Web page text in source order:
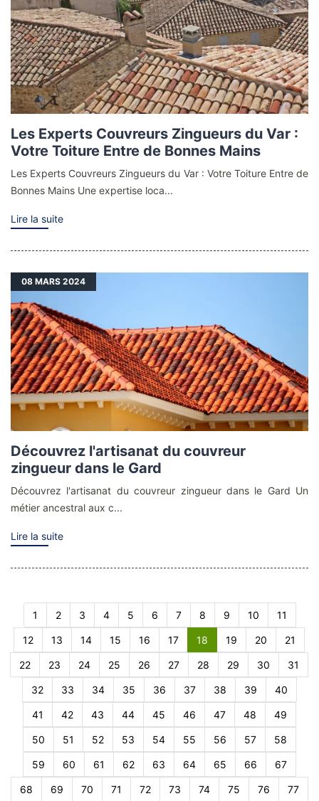
Les Experts Couvreurs Zingueurs du Var :
Votre Toiture Entre de Bonnes Mains
Les Experts Couvreurs Zingueurs du Var : Votre Toiture Entre de
Bonnes Mains Une expertise loca...
Lire la suite
08 MARS 2024
Découvrez l'artisanat du couvreur
zingueur dans le Gard
Découvrez l'artisanat du couvreur zingueur dans le Gard Un
métier ancestral aux c...
Lire la suite
1 2 3 4 5 6 7 8 9 10 11
12 13 14 15 16 17 18 19 20 21
22 23 24 25 26 27 28 29 30 31
32 33 34 35 36 37 38 39 40
41 42 43 44 45 46 47 48 49
50 51 52 53 54 55 56 57 58
59 60 61 62 63 64 65 66 67
68 69 70 71 72 73 74 75 76 77